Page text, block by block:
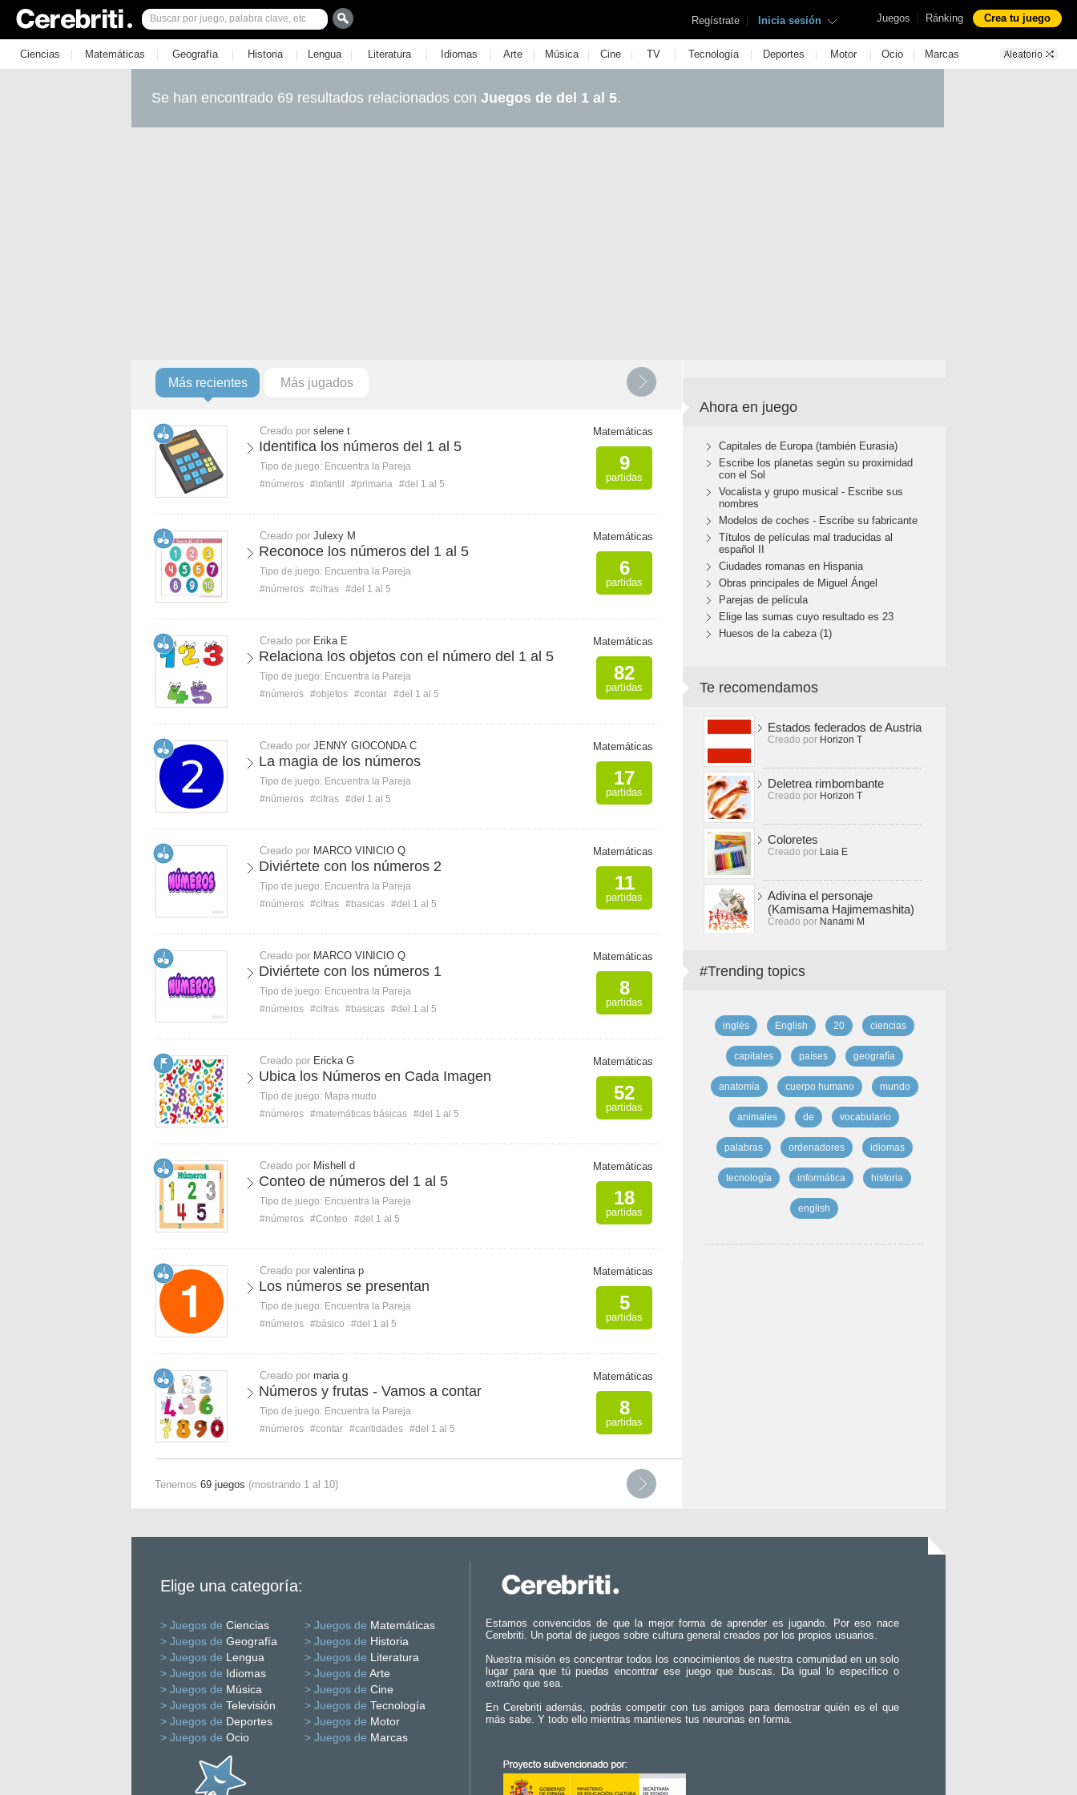
Juegos | Ránking Crea tu juego
Regístrate | Inicia sesión
Ciencias | Matemáticas | Geografía | Historia | Lengua | Literatura | Idiomas | Arte | Música | Cine | TV | Tecnología | Deportes | Motor | Ocio | Marcas
Se han encontrado 69 resultados relacionados con Juegos de del 1 al 5.
Más recientes Más jugados
Creado por selene t
Identifica los números del 1 al 5
Tipo de juego: Encuentra la Pareja
#números #infantil #primaria #del 1 al 5
Matemáticas
9
partidas
Creado por Julexy M
Reconoce los números del 1 al 5
Tipo de juego: Encuentra la Pareja
#números #cifras #del 1 al 5
Matemáticas
6
partidas
Creado por Erika E
Relaciona los objetos con el número del 1 al 5
Tipo de juego: Encuentra la Pareja
#números #objetos #contar #del 1 al 5
Matemáticas
82
partidas
Creado por JENNY GIOCONDA C
La magia de los números
Tipo de juego: Encuentra la Pareja
#números #cifras #del 1 al 5
Matemáticas
17
partidas
Creado por MARCO VINICIO Q
Diviértete con los números 2
Tipo de juego: Encuentra la Pareja
#números #cifras #basicas #del 1 al 5
Matemáticas
11
partidas
Creado por MARCO VINICIO Q
Diviértete con los números 1
Tipo de juego: Encuentra la Pareja
#números #cifras #basicas #del 1 al 5
Matemáticas
8
partidas
Creado por Ericka G
Ubica los Números en Cada Imagen
Tipo de juego: Mapa mudo
#números #matemáticas básicas #del 1 al 5
Matemáticas
52
partidas
Creado por Mishell d
Conteo de números del 1 al 5
Tipo de juego: Encuentra la Pareja
#números #Conteo #del 1 al 5
Matemáticas
18
partidas
Creado por valentina p
Los números se presentan
Tipo de juego: Encuentra la Pareja
#números #básico #del 1 al 5
Matemáticas
5
partidas
Creado por maria g
Números y frutas - Vamos a contar
Tipo de juego: Encuentra la Pareja
#números #contar #cantidades #del 1 al 5
Matemáticas
8
partidas
Tenemos 69 juegos (mostrando 1 al 10)
Ahora en juego
Capitales de Europa (también Eurasia)
Escribe los planetas según su proximidad
con el Sol
Vocalista y grupo musical - Escribe sus
nombres
Modelos de coches - Escribe su fabricante
Títulos de películas mal traducidas al
español II
Ciudades romanas en Hispania
Obras principales de Miguel Ángel
Parejas de película
Elige las sumas cuyo resultado es 23
Huesos de la cabeza (1)
Te recomendamos
Estados federados de Austria
Creado por Horizon T
Deletrea rimbombante
Creado por Horizon T
Coloretes
Creado por Laia E
Adivina el personaje
(Kamisama Hajimemashita)
Creado por Nanami M
#Trending topics
inglés English 20 ciencias
capitales países geografía
anatomía cuerpo humano mundo
animales de vocabulario
palabras ordenadores idiomas
tecnología informática historia
english
Elige una categoría:
> Juegos de Ciencias > Juegos de Matemáticas
> Juegos de Geografía > Juegos de Historia
> Juegos de Lengua > Juegos de Literatura
> Juegos de Idiomas > Juegos de Arte
> Juegos de Música > Juegos de Cine
> Juegos de Televisión > Juegos de Tecnología
> Juegos de Deportes > Juegos de Motor
> Juegos de Ocio > Juegos de Marcas
Estamos convencidos de que la mejor forma de aprender es jugando. Por eso nace
Cerebriti. Un portal de juegos sobre cultura general creados por los propios usuarios.
Nuestra misión es concentrar todos los conocimientos de nuestra comunidad en un solo
lugar para que tú puedas encontrar ese juego que buscas. Da igual lo específico o
extraño que sea.
En Cerebriti además, podrás competir con tus amigos para demostrar quién es el que
más sabe. Y todo ello mientras mantienes tus neuronas en forma.